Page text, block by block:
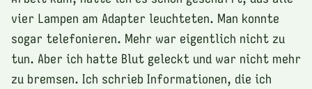
vier Lampen am Adapter leuchteten. Man konnte
sogar telefonieren. Mehr war eigentlich nicht zu
tun. Aber ich hatte Blut geleckt und war nicht mehr
zu bremsen. Ich schrieb Informationen, die ich